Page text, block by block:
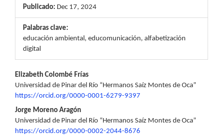
Publicado: Dec 17, 2024
Palabras clave:
educación ambiental, educomunicación, alfabetización
digital
Contenido
principal
del
artículo
Elizabeth Colombé Frías
Universidad de Pinar del Río “Hermanos Saíz Montes de Oca”
https://orcid.org/0000-0001-6279-9397
Jorge Moreno Aragón
Universidad de Pinar del Río “Hermanos Saíz Montes de Oca”
https://orcid.org/0000-0002-2044-8676